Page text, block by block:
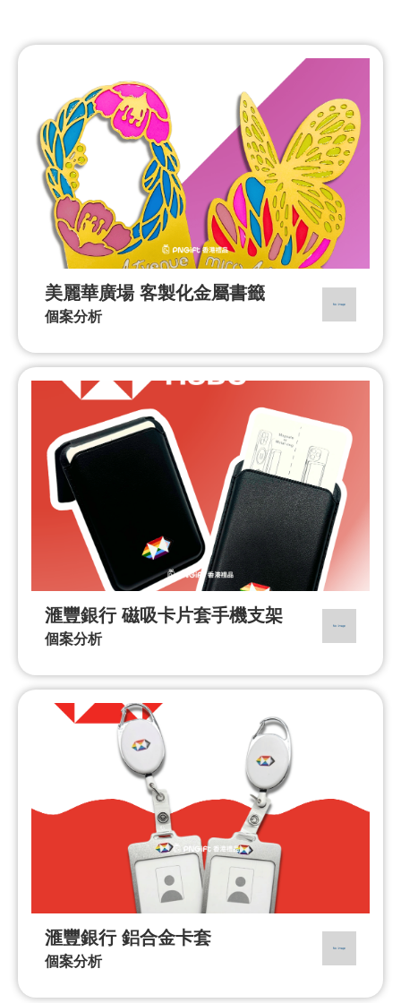
美麗華廣場 客製化金屬書籤
個案分析
滙豐銀行 磁吸卡片套手機支架
個案分析
滙豐銀行 鋁合金卡套
個案分析